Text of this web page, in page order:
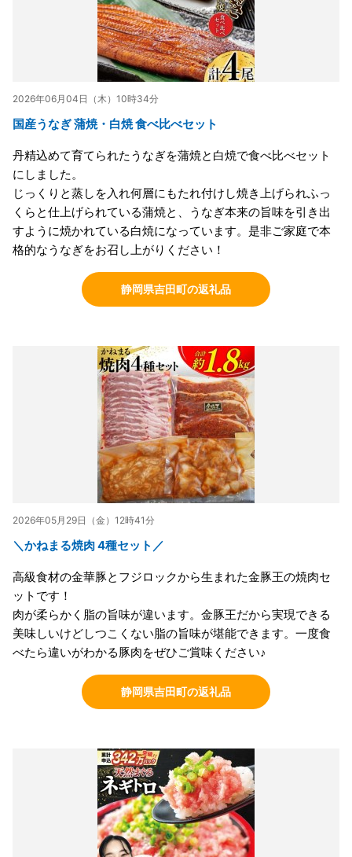
2026年06月04日（木）10時34分
国産うなぎ 蒲焼・白焼 食べ比べセット
丹精込めて育てられたうなぎを蒲焼と白焼で食べ比べセット
にしました。
じっくりと蒸しを入れ何層にもたれ付けし焼き上げられふっ
くらと仕上げられている蒲焼と、うなぎ本来の旨味を引き出
すように焼かれている白焼になっています。是非ご家庭で本
格的なうなぎをお召し上がりください！
静岡県吉田町の返礼品
2026年05月29日（金）12時41分
＼かねまる焼肉 4種セット／
高級食材の金華豚とフジロックから生まれた金豚王の焼肉セ
ットです！
肉が柔らかく脂の旨味が違います。金豚王だから実現できる
美味しいけどしつこくない脂の旨味が堪能できます。一度食
べたら違いがわかる豚肉をぜひご賞味ください♪
静岡県吉田町の返礼品